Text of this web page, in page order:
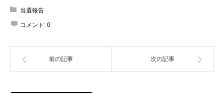
当選報告
コメント: 0
前の記事 次の記事